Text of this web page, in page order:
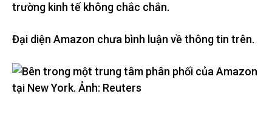
trường kinh tế không chắc chắn.
Đại diện Amazon chưa bình luận về thông tin trên.